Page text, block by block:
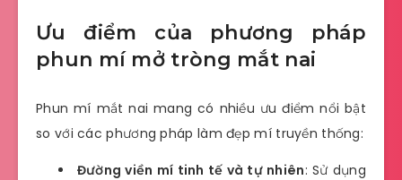
Ưu điểm của phương pháp
phun mí mở tròng mắt nai
Phun mí mắt nai mang có nhiều ưu điểm nổi bật
so với các phương pháp làm đẹp mí truyền thống:
Đường viền mí tinh tế và tự nhiên: Sử dụng